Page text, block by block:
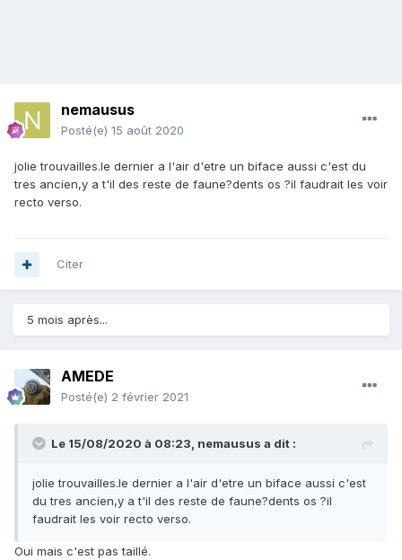
nemausus
Posté(e) 15 août 2020
jolie trouvailles.le dernier a l'air d'etre un biface aussi c'est du
tres ancien,y a t'il des reste de faune?dents os ?il faudrait les voir
recto verso.
Citer
5 mois après...
AMEDE
Posté(e) 2 février 2021
Le 15/08/2020 à 08:23, nemausus a dit :
jolie trouvailles.le dernier a l'air d'etre un biface aussi c'est
du tres ancien,y a t'il des reste de faune?dents os ?il
faudrait les voir recto verso.
Oui mais c'est pas taillé.